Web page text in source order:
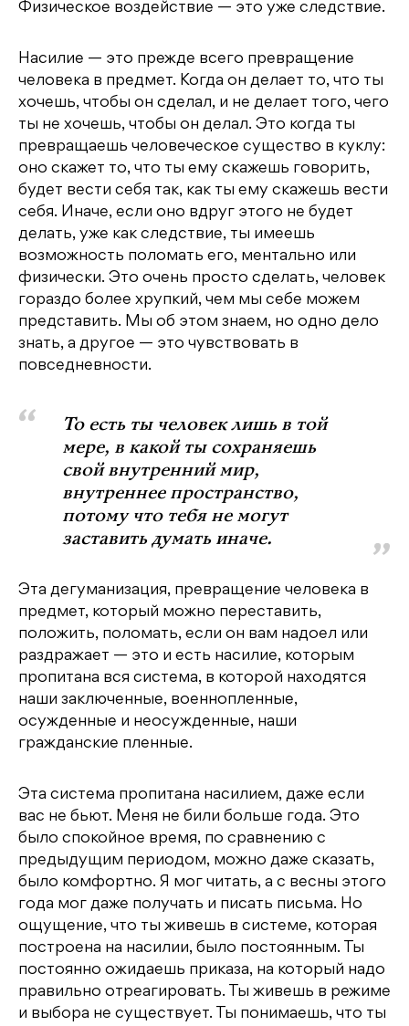
Физическое воздействие — это уже следствие.
Насилие — это прежде всего превращение
человека в предмет. Когда он делает то, что ты
хочешь, чтобы он сделал, и не делает того, чего
ты не хочешь, чтобы он делал. Это когда ты
превращаешь человеческое существо в куклу:
оно скажет то, что ты ему скажешь говорить,
будет вести себя так, как ты ему скажешь вести
себя. Иначе, если оно вдруг этого не будет
делать, уже как следствие, ты имеешь
возможность поломать его, ментально или
физически. Это очень просто сделать, человек
гораздо более хрупкий, чем мы себе можем
представить. Мы об этом знаем, но одно дело
знать, а другое — это чувствовать в
повседневности.
То есть ты человек лишь в той
мере, в какой ты сохраняешь
свой внутренний мир,
внутреннее пространство,
потому что тебя не могут
заставить думать иначе.
Эта дегуманизация, превращение человека в
предмет, который можно переставить,
положить, поломать, если он вам надоел или
раздражает — это и есть насилие, которым
пропитана вся система, в которой находятся
наши заключенные, военнопленные,
осужденные и неосужденные, наши
гражданские пленные.
Эта система пропитана насилием, даже если
вас не бьют. Меня не били больше года. Это
было спокойное время, по сравнению с
предыдущим периодом, можно даже сказать,
было комфортно. Я мог читать, а с весны этого
года мог даже получать и писать письма. Но
ощущение, что ты живешь в системе, которая
построена на насилии, было постоянным. Ты
постоянно ожидаешь приказа, на который надо
правильно отреагировать. Ты живешь в режиме
и выбора не существует. Ты понимаешь, что ты